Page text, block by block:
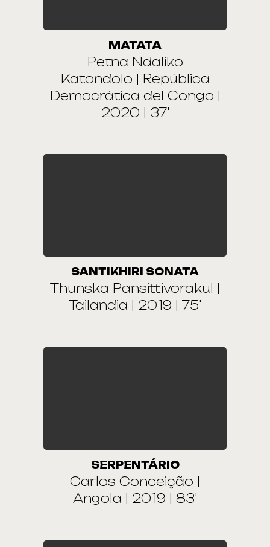
MATATA
Petna Ndaliko
Katondolo | República
Democrática del Congo |
2020 | 37'
SANTIKHIRI SONATA
Thunska Pansittivorakul |
Tailandia | 2019 | 75'
SERPENTÁRIO
Carlos Conceição |
Angola | 2019 | 83'